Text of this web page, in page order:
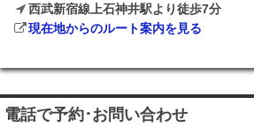
西武新宿線上石神井駅より徒歩7分
現在地からのルート案内を見る
電話で予約･お問い合わせ